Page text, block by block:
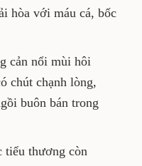
hòa với máu cá, bốc
cản nổi mùi hôi
chút chạnh lòng,
buôn bán trong
tiểu thương còn